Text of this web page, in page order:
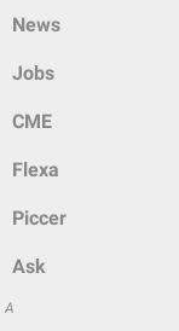
News
Jobs
CME
Flexa
Piccer
Ask
A